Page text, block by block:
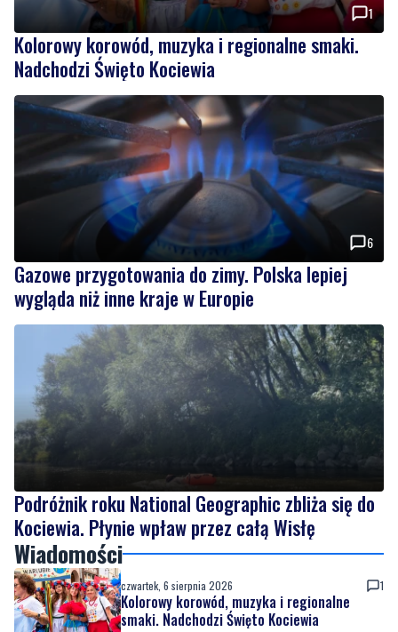
1
Kolorowy korowód, muzyka i regionalne smaki.
Nadchodzi Święto Kociewia
6
Gazowe przygotowania do zimy. Polska lepiej
wygląda niż inne kraje w Europie
Podróżnik roku National Geographic zbliża się do
Kociewia. Płynie wpław przez całą Wisłę
Wiadomości
czwartek, 6 sierpnia 2026 1
Kolorowy korowód, muzyka i regionalne
smaki. Nadchodzi Święto Kociewia